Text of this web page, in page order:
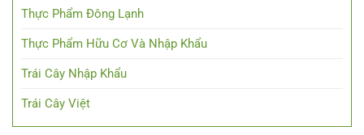
Thực Phẩm Đông Lạnh
Thực Phẩm Hữu Cơ Và Nhập Khẩu
Trái Cây Nhập Khẩu
Trái Cây Việt